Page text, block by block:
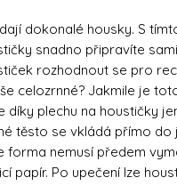
dokonalé housky. S
snadno připravíte
rozhodnout se pro
celozrnné? Jakmile je
díky plechu na houstičky
těsto se vkládá přímo do
forma nemusí předem
papír. Po upečení lze